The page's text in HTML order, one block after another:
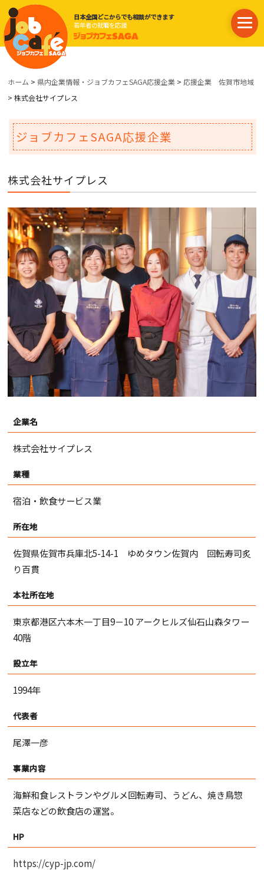
日本全国どこからでも相談ができます
若年者の就職を応援
ホーム > 県内企業情報・ジョブカフェSAGA応援企業 > 応援企業 佐賀市地域
> 株式会社サイプレス
ジョブカフェSAGA応援企業
株式会社サイプレス
企業名
株式会社サイプレス
業種
宿泊・飲食サービス業
所在地
佐賀県佐賀市兵庫北5-14-1 ゆめタウン佐賀内 回転寿司炙
り百貫
本社所在地
東京都港区六本木一丁目9－10 アークヒルズ仙石山森タワー
40階
設立年
1994年
代表者
尾澤一彦
事業内容
海鮮和食レストランやグルメ回転寿司、うどん、焼き鳥惣
菜店などの飲食店の運営。
HP
https://cyp-jp.com/